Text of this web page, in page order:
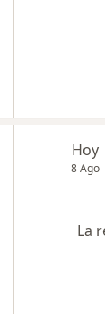
Hoy
8 Ago
La